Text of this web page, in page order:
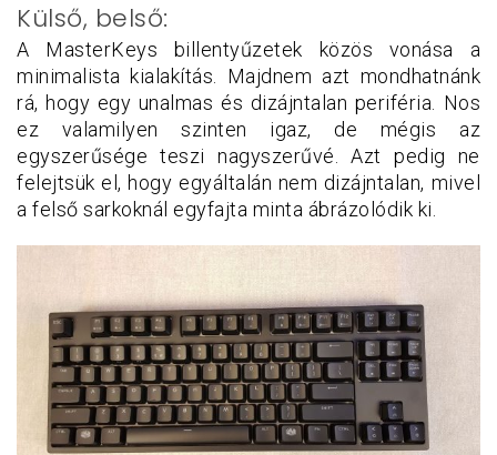
Külső, belső:
A MasterKeys billentyűzetek közös vonása a
minimalista kialakítás. Majdnem azt mondhatnánk
rá, hogy egy unalmas és dizájntalan periféria. Nos
ez valamilyen szinten igaz, de mégis az
egyszerűsége teszi nagyszerűvé. Azt pedig ne
felejtsük el, hogy egyáltalán nem dizájntalan, mivel
a felső sarkoknál egyfajta minta ábrázolódik ki.